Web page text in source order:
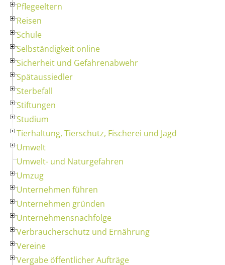
Pflegeeltern
Reisen
Schule
Selbständigkeit online
Sicherheit und Gefahrenabwehr
Spätaussiedler
Sterbefall
Stiftungen
Studium
Tierhaltung, Tierschutz, Fischerei und Jagd
Umwelt
Umwelt- und Naturgefahren
Umzug
Unternehmen führen
Unternehmen gründen
Unternehmensnachfolge
Verbraucherschutz und Ernährung
Vereine
Vergabe öffentlicher Aufträge